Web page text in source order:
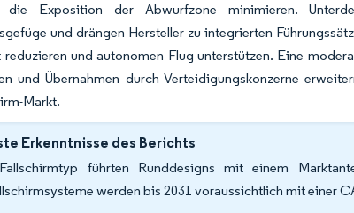
Exposition der Abwurfzone minimieren.
und drängen Hersteller zu integrierten
und autonomen Flug unterstützen. Eine
und Übernahmen durch Verteidigungskonzerne
Markt.
Erkenntnisse des Berichts
führten Runddesigns mit einem
werden bis 2031 voraussichtlich mit einer